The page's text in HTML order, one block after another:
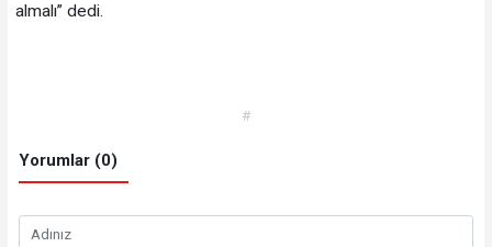
almalı” dedi.
#
Yorumlar (0)